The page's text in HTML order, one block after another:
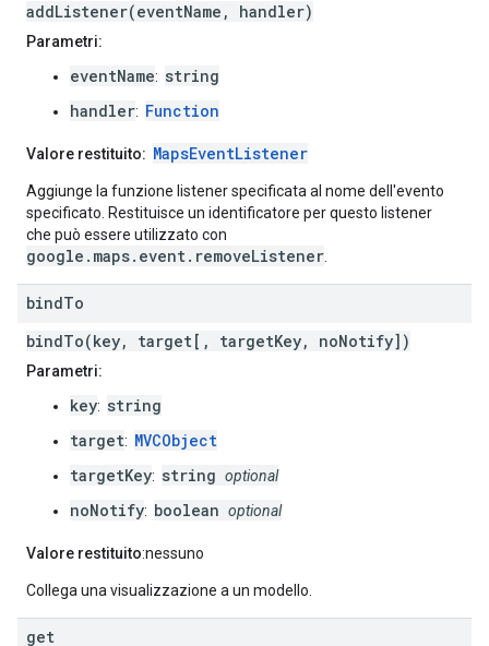
addListener(eventName, handler)
Parametri:
eventName: string
handler: Function
Valore restituito: MapsEventListener
Aggiunge la funzione listener specificata al nome dell'evento
specificato. Restituisce un identificatore per questo listener
che può essere utilizzato con
google.maps.event.removeListener.
bindTo
bindTo(key, target[, targetKey, noNotify])
Parametri:
key: string
target: MVCObject
targetKey: string optional
noNotify: boolean optional
Valore restituito:nessuno
Collega una visualizzazione a un modello.
get